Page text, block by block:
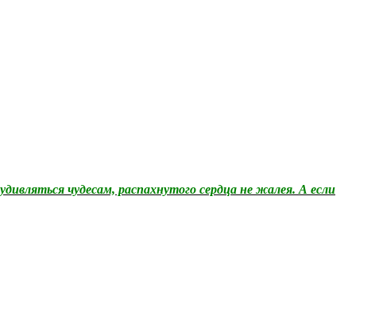
чудесам, распахнутого сердца не жалея. А если